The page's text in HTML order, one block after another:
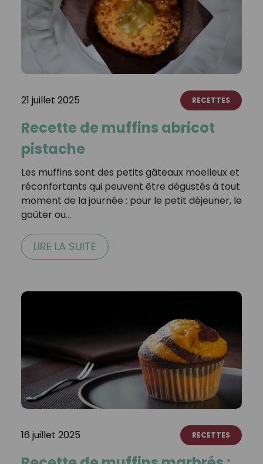
21 juillet 2025 RECETTES
Recette de muffins abricot
pistache
Les muffins sont des petits gâteaux moelleux et
réconfortants qui peuvent être dégustés à tout
moment de la journée : pour le petit déjeuner, le
goûter ou…
LIRE LA SUITE
16 juillet 2025 RECETTES